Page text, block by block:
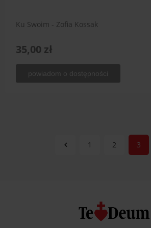
Ku Swoim - Zofia Kossak
35,00 zł
powiadom o dostępności
1 2 3